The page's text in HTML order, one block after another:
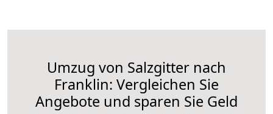
Umzug von Salzgitter nach
Franklin: Vergleichen Sie
Angebote und sparen Sie Geld